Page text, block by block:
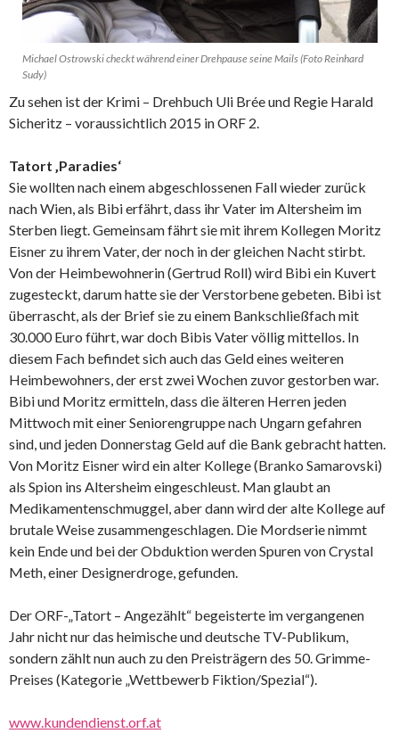
Michael Ostrowski checkt während einer Drehpause seine Mails (Foto Reinhard
Sudy)
Zu sehen ist der Krimi – Drehbuch Uli Brée und Regie Harald
Sicheritz – voraussichtlich 2015 in ORF 2.
Tatort ‚Paradies‘
Sie wollten nach einem abgeschlossenen Fall wieder zurück
nach Wien, als Bibi erfährt, dass ihr Vater im Altersheim im
Sterben liegt. Gemeinsam fährt sie mit ihrem Kollegen Moritz
Eisner zu ihrem Vater, der noch in der gleichen Nacht stirbt.
Von der Heimbewohnerin (Gertrud Roll) wird Bibi ein Kuvert
zugesteckt, darum hatte sie der Verstorbene gebeten. Bibi ist
überrascht, als der Brief sie zu einem Bankschließfach mit
30.000 Euro führt, war doch Bibis Vater völlig mittellos. In
diesem Fach befindet sich auch das Geld eines weiteren
Heimbewohners, der erst zwei Wochen zuvor gestorben war.
Bibi und Moritz ermitteln, dass die älteren Herren jeden
Mittwoch mit einer Seniorengruppe nach Ungarn gefahren
sind, und jeden Donnerstag Geld auf die Bank gebracht hatten.
Von Moritz Eisner wird ein alter Kollege (Branko Samarovski)
als Spion ins Altersheim eingeschleust. Man glaubt an
Medikamentenschmuggel, aber dann wird der alte Kollege auf
brutale Weise zusammengeschlagen. Die Mordserie nimmt
kein Ende und bei der Obduktion werden Spuren von Crystal
Meth, einer Designerdroge, gefunden.
Der ORF-„Tatort – Angezählt“ begeisterte im vergangenen
Jahr nicht nur das heimische und deutsche TV-Publikum,
sondern zählt nun auch zu den Preisträgern des 50. Grimme-
Preises (Kategorie „Wettbewerb Fiktion/Spezial“).
www.kundendienst.orf.at